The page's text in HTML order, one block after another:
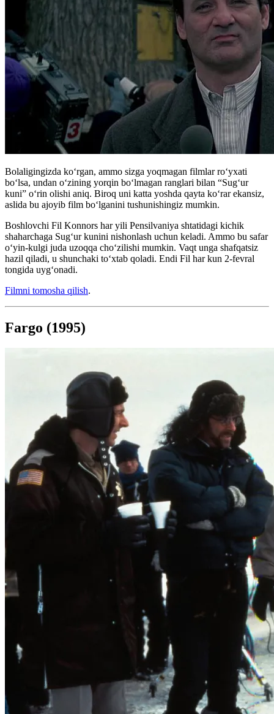
Bolaligingizda koʻrgan, ammo sizga yoqmagan filmlar roʻyxati
boʻlsa, undan oʻzining yorqin boʻlmagan ranglari bilan “Sugʻur
kuni” oʻrin olishi aniq. Biroq uni katta yoshda qayta koʻrar ekansiz,
aslida bu ajoyib film boʻlganini tushunishingiz mumkin.
Boshlovchi Fil Konnors har yili Pensilvaniya shtatidagi kichik
shaharchaga Sugʻur kunini nishonlash uchun keladi. Ammo bu safar
oʻyin-kulgi juda uzoqqa choʻzilishi mumkin. Vaqt unga shafqatsiz
hazil qiladi, u shunchaki toʻxtab qoladi. Endi Fil har kun 2-fevral
tongida uygʻonadi.
Filmni tomosha qilish.
Fargo (1995)